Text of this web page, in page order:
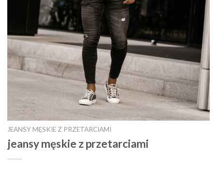
JEANSY MĘSKIE Z PRZETARCIAMI
jeansy męskie z przetarciami